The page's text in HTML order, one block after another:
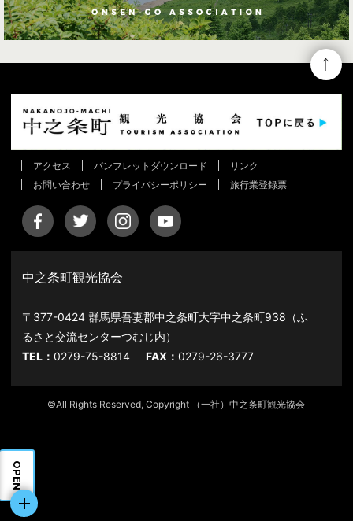
OPEN
アクセス パンフレットダウンロード
リンク
お問い合わせ
プライバシーポリシー 旅行業登録票
中之条町観光協会
〒377-0424 群馬県吾妻郡中之条町大字中之条町938（ふ
るさと交流センターつむじ内）
TEL：0279-75-8814 FAX：0279-26-3777
©All Rights Reserved, Copyright （一社）中之条町観光協会